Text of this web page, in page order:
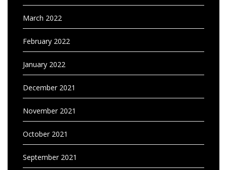
March 2022
February 2022
January 2022
December 2021
November 2021
October 2021
September 2021